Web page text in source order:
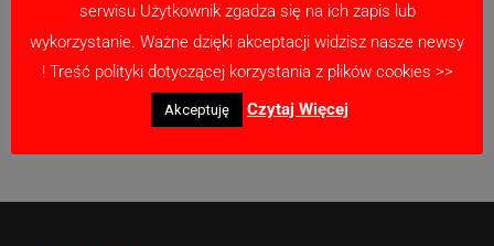
Zapamiętaj moje dane w tej przeglądarce
podczas pisania kolejnych komentarzy.
serwisu Użytkownik zgadza się na ich zapis lub
wykorzystanie. Ważne dzięki akceptacji widzisz nasze newsy
! Treść polityki dotyczącej korzystania z plików cookies >>
Akceptuję Czytaj Więcej